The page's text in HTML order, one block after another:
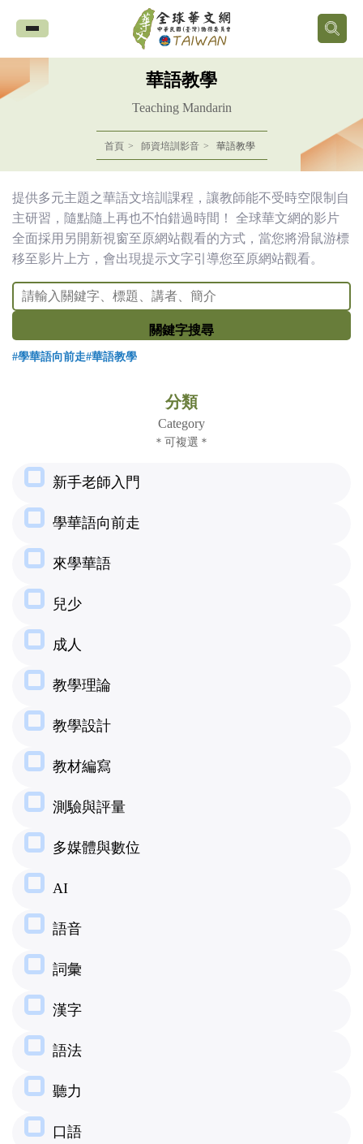
全
球
華
網
中
華
民
國
務
委
員
會
華語教學
Teaching Mandarin
首頁 師資培訓影音 華語教學
提供多元主題之華語文培訓課程，讓教師能不受時空限制自
主研習，隨點隨上再也不怕錯過時間！ 全球華文網的影片
全面採用另開新視窗至原網站觀看的方式，當您將滑鼠游標
移至影片上方，會出現提示文字引導您至原網站觀看。
關鍵字搜尋
#學華語向前走#華語教學
分類
Category
＊可複選＊
新手老師入門
學華語向前走
來學華語
兒少
成人
教學理論
教學設計
教材編寫
測驗與評量
多媒體與數位
AI
語音
詞彙
漢字
語法
聽力
口語